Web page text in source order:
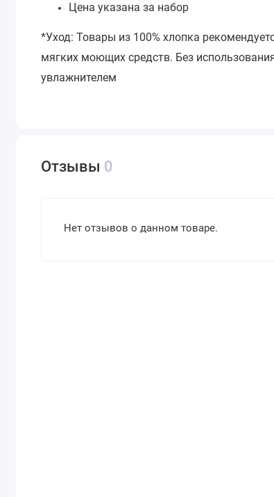
Цена указана за набор
*Уход: Товары из 100% хлопка
мягких моющих средств. Без
увлажнителем
Отзывы 0
Нет отзывов о данном товаре.